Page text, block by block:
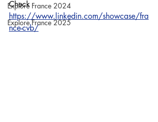
Explore France 2024
Explore France 2025
Check
https://www.linkedin.com/showcase/fra
nce-cvb/